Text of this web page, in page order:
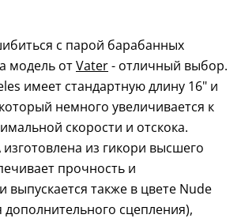
с парой барабанных
модель отVater- отличный выбор.
имеет стандартную длину 16" и
немного увеличивается к
скорости и отскока.
из гикори высшего
прочность и
выпускается также в цвете Nude
дополнительного сцепления),